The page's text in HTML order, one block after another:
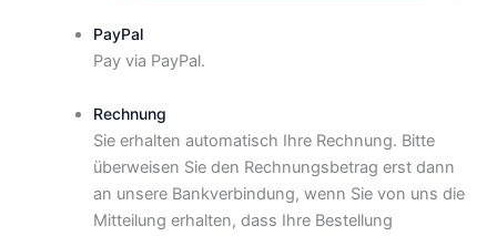
PayPal
Pay via PayPal.
Rechnung
Sie erhalten automatisch Ihre Rechnung. Bitte
überweisen Sie den Rechnungsbetrag erst dann
an unsere Bankverbindung, wenn Sie von uns die
Mitteilung erhalten, dass Ihre Bestellung